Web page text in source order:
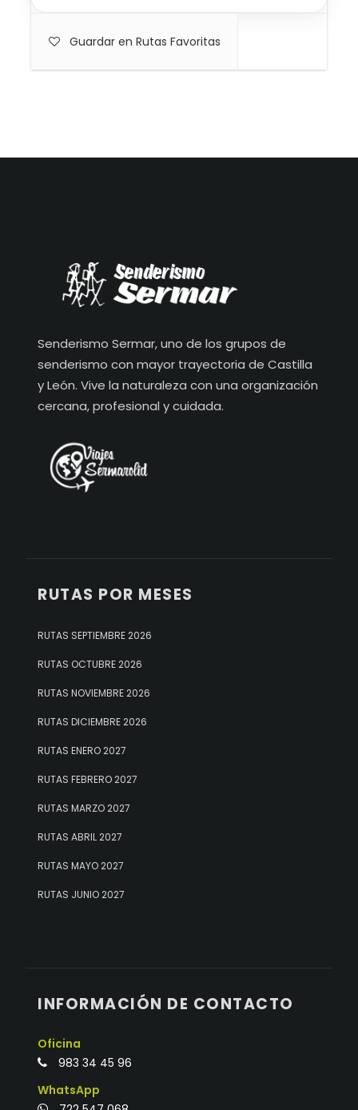
Guardar en Rutas Favoritas
Senderismo Sermar, uno de los grupos de
senderismo con mayor trayectoria de Castilla
y León. Vive la naturaleza con una organización
cercana, profesional y cuidada.
RUTAS POR MESES
RUTAS SEPTIEMBRE 2026
RUTAS OCTUBRE 2026
RUTAS NOVIEMBRE 2026
RUTAS DICIEMBRE 2026
RUTAS ENERO 2027
RUTAS FEBRERO 2027
RUTAS MARZO 2027
RUTAS ABRIL 2027
RUTAS MAYO 2027
RUTAS JUNIO 2027
INFORMACIÓN DE CONTACTO
Oficina
983 34 45 96
WhatsApp